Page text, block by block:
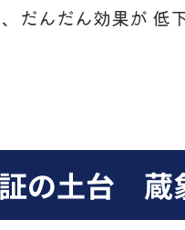
だんだん効果が 低
の土台 蔵